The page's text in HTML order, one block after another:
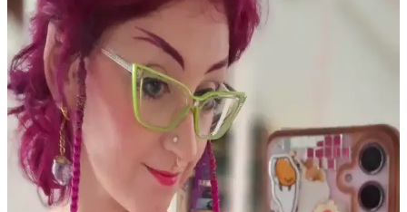
Güncel Eyeliner Trendleri ve Popüler Ürünlerin Göz
Makyajındaki Rolü
Eyeliner trendleri, yoğun çizgilerden uzaklaşıp doğal ve yumuşak
görünüme yöneliyor. Jel ve kalem eyelinerlar, kahverengi tonlar ve
göz farı uygulamaları ön planda. Popüler markalar ve teknikler
makyajda fark yaratıyor.
PCOS Kaynaklı Çene Tüyleri ve Cilt Sorunları:
Tedavi ve Bakım Yöntemleri